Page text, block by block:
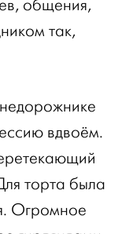
общения,
так,
вдвоём.
торта была
Огромное